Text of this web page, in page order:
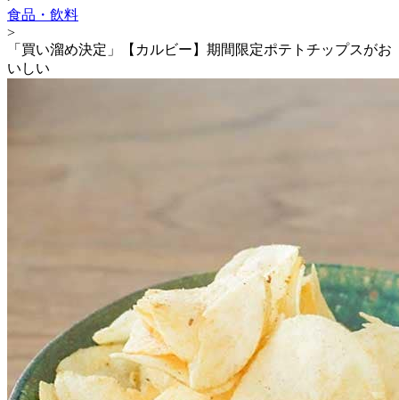
食品・飲料
>
「買い溜め決定」【カルビー】期間限定ポテトチップスがお
いしい